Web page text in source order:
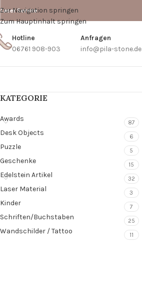
Zur Navigation springen
Zum Hauptinhalt springen
Laser Service
Hotline
06761 908-903
Anfragen
info@pila-stone.de
KATEGORIE
Awards 87
Desk Objects 6
Puzzle 5
Geschenke 15
Edelstein Artikel 32
Laser Material 3
Kinder 7
Schriften/Buchstaben 25
Wandschilder / Tattoo 11